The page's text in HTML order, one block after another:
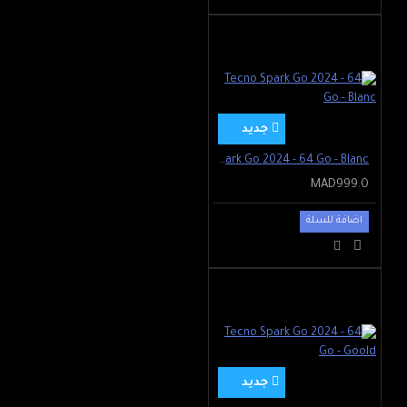
جديد
Tecno Spark Go 2024 - 64 Go - Blanc
MAD999.0
اضافة للسلة
جديد